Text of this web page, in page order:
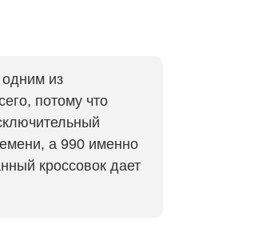
одним из
потому что
а 990 именно
кроссовок дает